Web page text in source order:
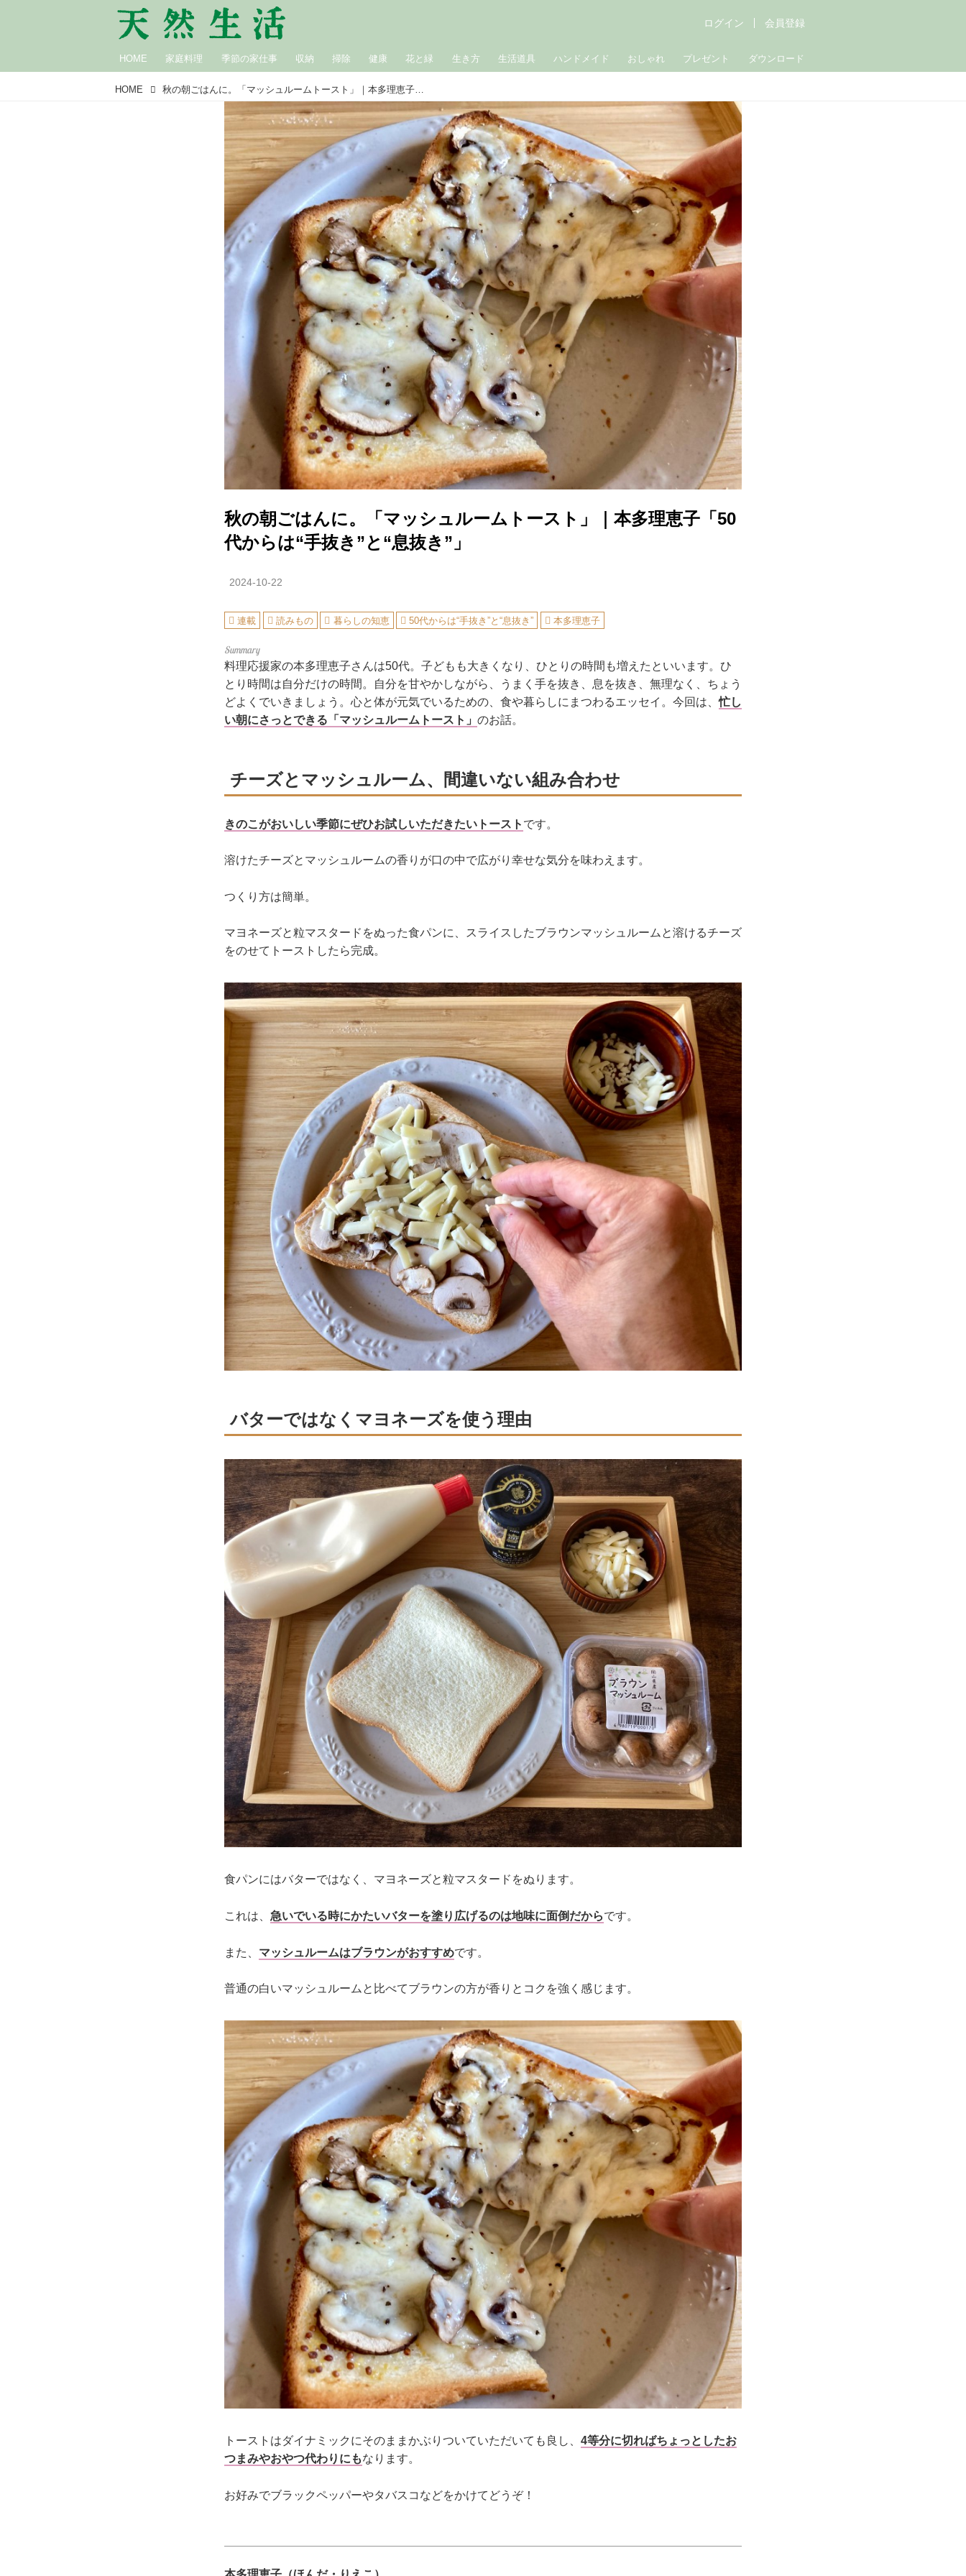
HOME 家庭料理 季節の家仕事 収納 掃除 健康 花と緑 生き方 生活道具 ハンドメイド おしゃれ プレゼント ダウンロード
ログイン 会員登録
HOME 秋の朝ごはんに。「マッシュルームトースト」｜本多理恵子「50代からは“手抜き”と“息抜き”」
秋の朝ごはんに。「マッシュルームトースト」｜本多理恵子「50
代からは“手抜き”と“息抜き”」
2024-10-22
連載 読みもの 暮らしの知恵 50代からは“手抜き”と“息抜き” 本多理恵子
料理応援家の本多理恵子さんは50代。子どもも大きくなり、ひとりの時間も増えたといいます。ひ
とり時間は自分だけの時間。自分を甘やかしながら、うまく手を抜き、息を抜き、無理なく、ちょう
どよくでいきましょう。心と体が元気でいるための、食や暮らしにまつわるエッセイ。今回は、忙し
い朝にさっとできる「マッシュルームトースト」 のお話。
チーズとマッシュルーム、間違いない組み合わせ
きのこがおいしい季節にぜひお試しいただきたいトースト です。
溶けたチーズとマッシュルームの香りが口の中で広がり幸せな気分を味わえます。
つくり方は簡単。
マヨネーズと粒マスタードをぬった食パンに、スライスしたブラウンマッシュルームと溶けるチーズ
をのせてトーストしたら完成。
バターではなくマヨネーズを使う理由
食パンにはバターではなく、マヨネーズと粒マスタードをぬります。
これは、 急いでいる時にかたいバターを塗り広げるのは地味に面倒だからです。
また、 マッシュルームはブラウンがおすすめです。
普通の白いマッシュルームと比べてブラウンの方が香りとコクを強く感じます。
トーストはダイナミックにそのままかぶりついていただいても良し、 4等分に切ればちょっとしたお
つまみやおやつ代わりにもなります。
お好みでブラックペッパーやタバスコなどをかけてどうぞ！